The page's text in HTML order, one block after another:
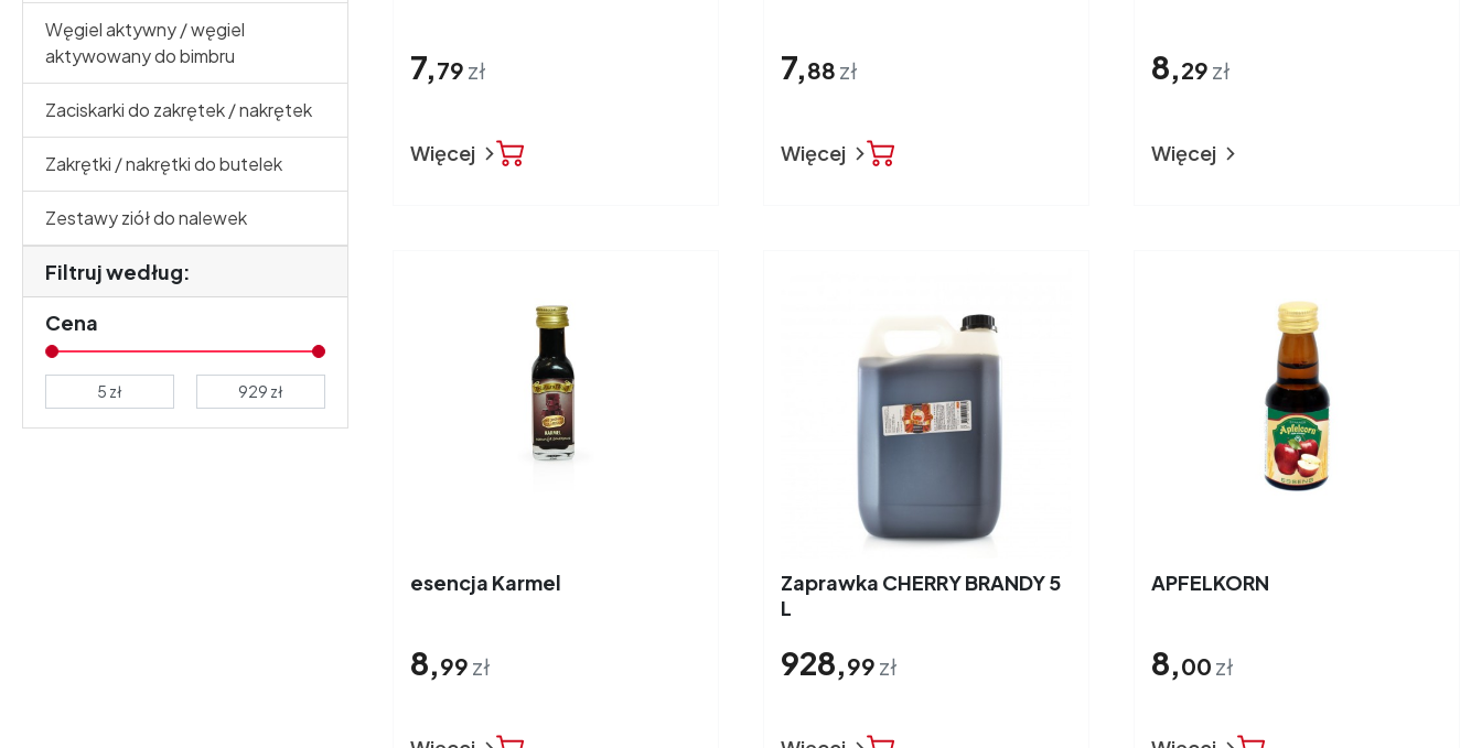
Węgiel aktywny / węgiel
aktywowany do bimbru
Zaciskarki do zakrętek / nakrętek
Zakrętki / nakrętki do butelek
Zestawy ziół do nalewek
Filtruj według:
Cena
7,79 zł
Więcej
7,88 zł
Więcej
8,29 zł
Więcej
esencja Karmel
8,99 zł
Zaprawka CHERRY BRANDY 5
L
928,99 zł
APFELKORN
8,00 zł